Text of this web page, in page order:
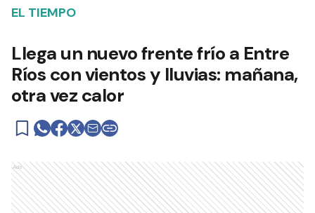
EL TIEMPO
Llega un nuevo frente frío a Entre
Ríos con vientos y lluvias: mañana,
otra vez calor
Ads